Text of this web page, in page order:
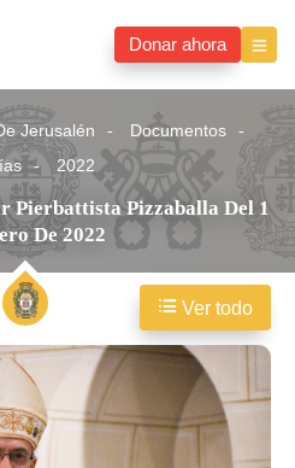
Donar ahora
Jerusalén
Documentos
2022
Pierbattista Pizzaballa Del 1
De 2022
Ver todo